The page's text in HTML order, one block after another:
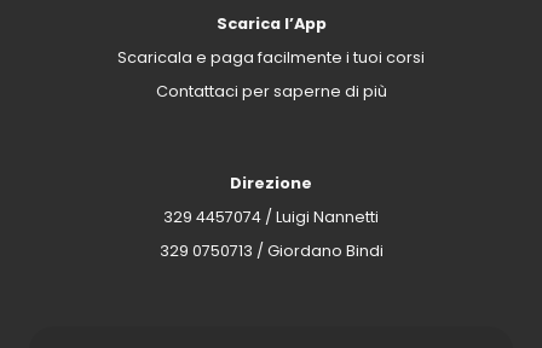
Scarica l’App
Scaricala e paga facilmente i tuoi corsi
Contattaci per saperne di più
Direzione
329 4457074 / Luigi Nannetti
329 0750713 / Giordano Bindi